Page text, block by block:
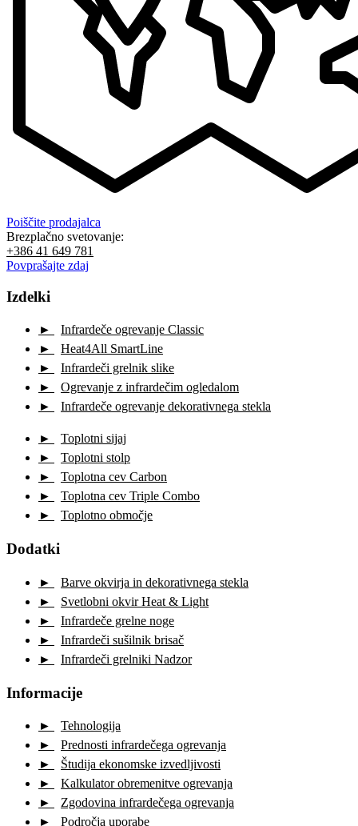
Poiščite prodajalca
Brezplačno svetovanje:
+386 41 649 781
Povprašajte zdaj
Izdelki
Infrardeče ogrevanje Classic
Heat4All SmartLine
Infrardeči grelnik slike
Ogrevanje z infrardečim ogledalom
Infrardeče ogrevanje dekorativnega stekla
Toplotni sijaj
Toplotni stolp
Toplotna cev Carbon
Toplotna cev Triple Combo
Toplotno območje
Dodatki
Barve okvirja in dekorativnega stekla
Svetlobni okvir Heat & Light
Infrardeče grelne noge
Infrardeči sušilnik brisač
Infrardeči grelniki Nadzor
Informacije
Tehnologija
Prednosti infrardečega ogrevanja
Študija ekonomske izvedljivosti
Kalkulator obremenitve ogrevanja
Zgodovina infrardečega ogrevanja
Področja uporabe